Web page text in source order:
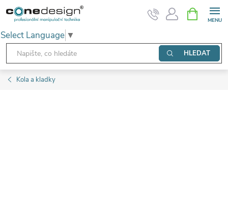
Přejít
obsah
Select Language ▼
HLEDAT
NÁKUPNÍ
KOŠÍK
Kola a kladky